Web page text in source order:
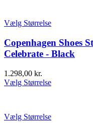
Vælg Størrelse
Copenhagen Shoes
Celebrate - Black
1.298,00 kr.
Vælg Størrelse
Vælg Størrelse